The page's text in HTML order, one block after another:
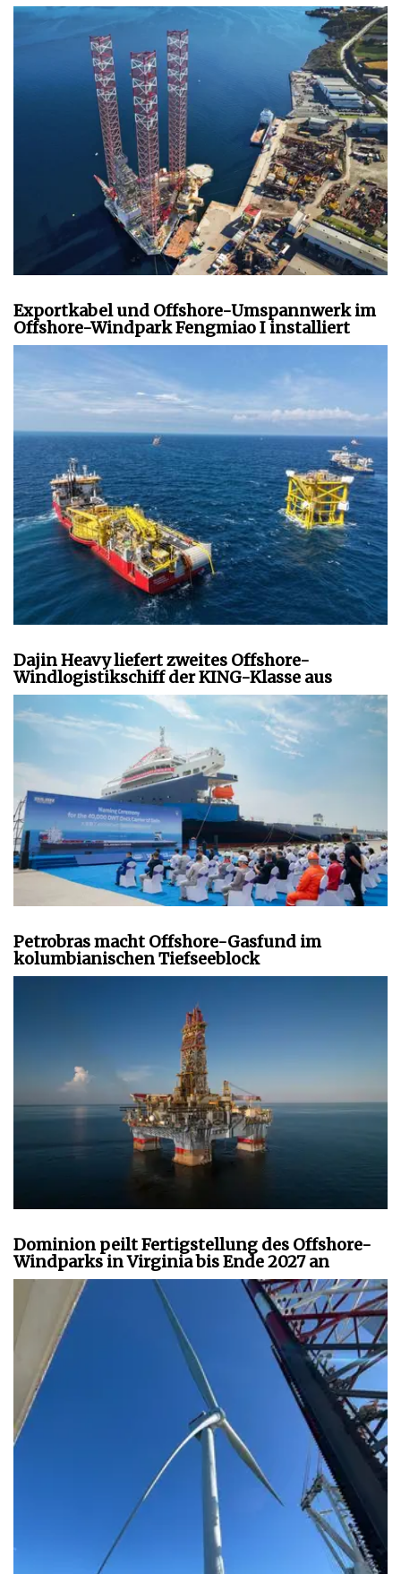
Exportkabel und Offshore-Umspannwerk im
Offshore-Windpark Fengmiao I installiert
Dajin Heavy liefert zweites Offshore-
Windlogistikschiff der KING-Klasse aus
Petrobras macht Offshore-Gasfund im
kolumbianischen Tiefseeblock
Dominion peilt Fertigstellung des Offshore-
Windparks in Virginia bis Ende 2027 an